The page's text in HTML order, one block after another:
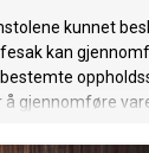
kunnet
kan
gjennomføre